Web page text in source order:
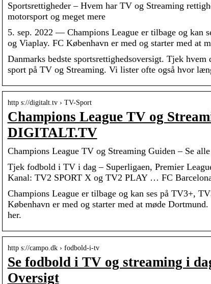
Sportsrettigheder – Hvem har TV og Streaming
motorsport og meget mere
5. sep. 2022 — Champions League er tilbage og kan
og Viaplay. FC København er med og starter med at
Danmarks bedste sportsrettighedsoversigt. Tjek
sport på TV og Streaming. Vi lister ofte også hvor
http s://digitalt.tv › TV-Sport
Champions League TV og
DIGITALT.TV
Champions League TV og Streaming Guiden – Se
Tjek fodbold i TV i dag – Superligaen, Premier
Kanal: TV2 SPORT X og TV2 PLAY … FC
Champions League er tilbage og kan ses på TV3+,
København er med og starter med at møde
her.
http s://campo.dk › fodbold-i-tv
Se fodbold i TV og streaming i
Oversigt